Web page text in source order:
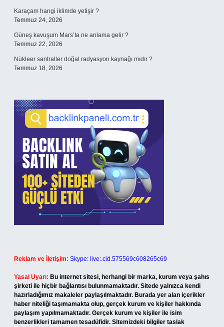
Karaçam hangi iklimde yetişir ?
Temmuz 24, 2026
Güneş kavuşum Mars’ta ne anlama gelir ?
Temmuz 22, 2026
Nükleer santraller doğal radyasyon kaynağı mıdır ?
Temmuz 18, 2026
Reklam ve İletişim: Skype: live:.cid.575569c608265c69
Yasal Uyarı: Bu internet sitesi, herhangi bir marka, kurum veya şahıs
şirketi ile hiçbir bağlantısı bulunmamaktadır. Sitede yalnızca kendi
hazırladığımız makaleler paylaşılmaktadır. Burada yer alan içerikler
haber niteliği taşımamakta olup, gerçek kurum ve kişiler hakkında
paylaşım yapılmamaktadır. Gerçek kurum ve kişiler ile isim
benzerlikleri tamamen tesadüfidir. Sitemizdeki bilgiler taslak